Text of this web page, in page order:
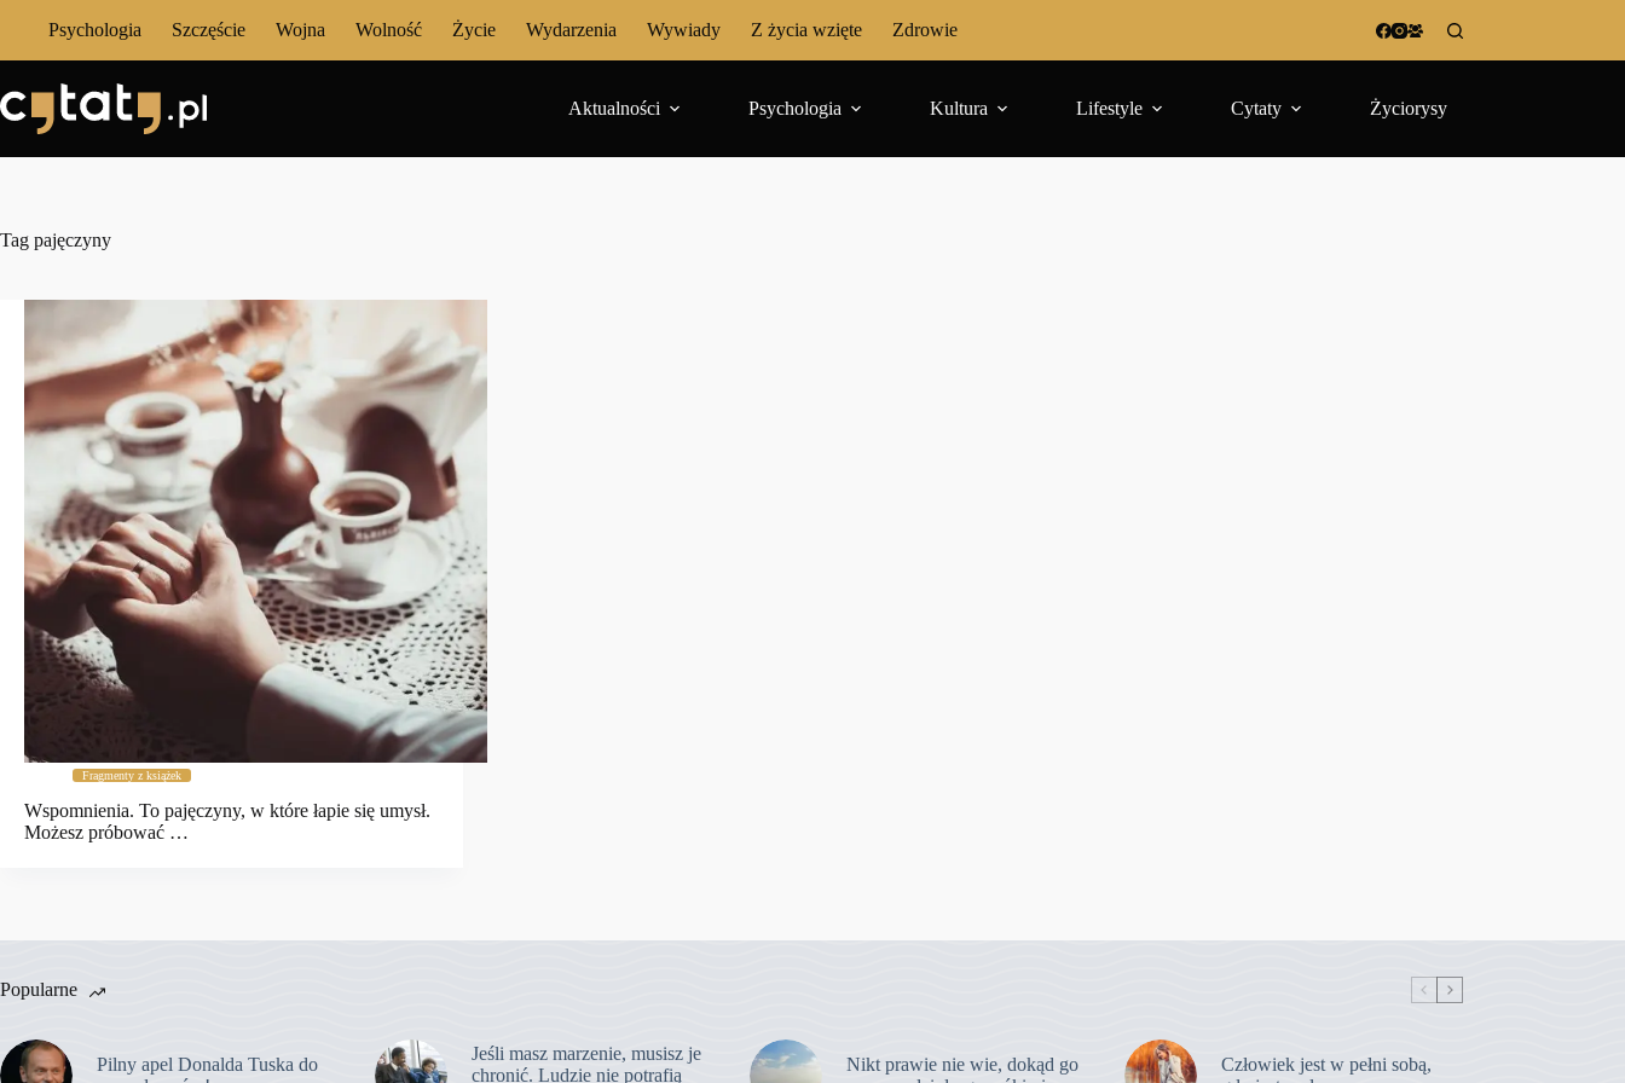
Psychologia Szczęście Wojna Wolność Życie Wydarzenia Wywiady Z życia wzięte Zdrowie
Aktualności Psychologia Kultura Lifestyle Cytaty Życiorysy
Tag pajęczyny
Fragmenty z książek
Wspomnienia. To pajęczyny, w które łapie się umysł.
Możesz próbować …
Popularne
Pilny apel Donalda Tuska do
Jeśli masz marzenie, musisz je
chronić. Ludzie nie potrafią
Nikt prawie nie wie, dokąd go
Człowiek jest w pełni sobą,